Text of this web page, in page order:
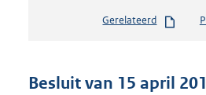
Gerelateerd
Besluit van 15 april